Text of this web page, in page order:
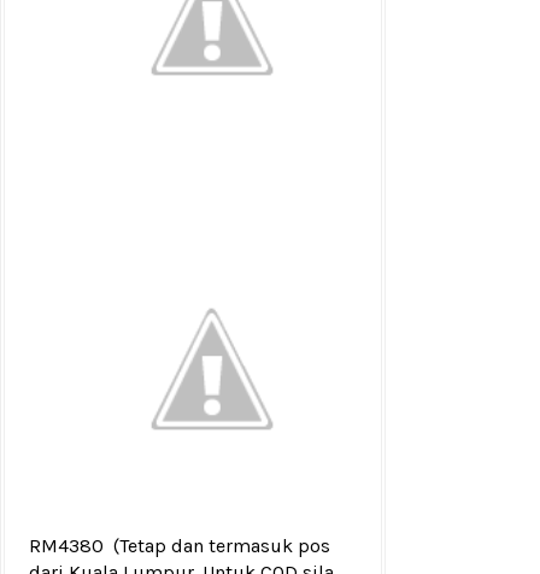
RM4380 (Tetap dan termasuk pos